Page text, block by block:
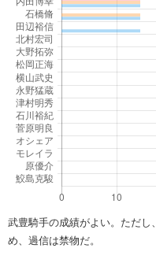
武豊騎手の成績がよい。ただ
め、過信は禁物だ。